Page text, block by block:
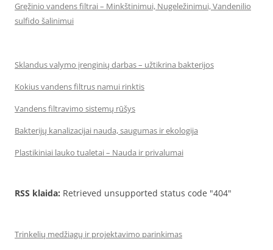
Gręžinio vandens filtrai – Minkštinimui, Nugeležinimui, Vandenilio
sulfido šalinimui
Sklandus valymo įrenginių darbas – užtikrina bakterijos
Kokius vandens filtrus namui rinktis
Vandens filtravimo sistemų rūšys
Bakterijų kanalizacijai nauda, saugumas ir ekologija
Plastikiniai lauko tualetai – Nauda ir privalumai
RSS klaida: Retrieved unsupported status code "404"
Trinkelių medžiagų ir projektavimo parinkimas